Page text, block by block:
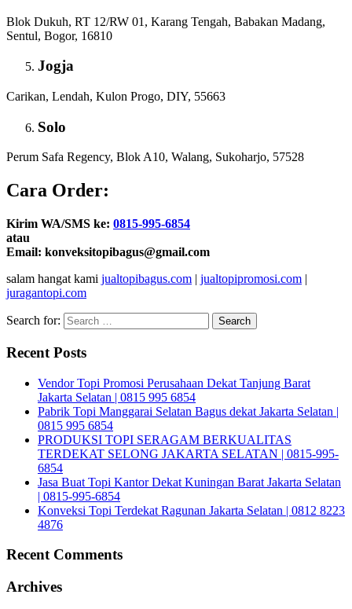
Blok Dukuh, RT 12/RW 01, Karang Tengah, Babakan Madang,
Sentul, Bogor, 16810
Jogja
Carikan, Lendah, Kulon Progo, DIY, 55663
Solo
Perum Safa Regency, Blok A10, Walang, Sukoharjo, 57528
Cara Order:
Kirim WA/SMS ke: 0815-995-6854
atau
Email: konveksitopibagus@gmail.com
salam hangat kami jualtopibagus.com | jualtopipromosi.com |
juragantopi.com
Search for:
Recent Posts
Vendor Topi Promosi Perusahaan Dekat Tanjung Barat
Jakarta Selatan | 0815 995 6854
Pabrik Topi Manggarai Selatan Bagus dekat Jakarta Selatan |
0815 995 6854
PRODUKSI TOPI SERAGAM BERKUALITAS
TERDEKAT SELONG JAKARTA SELATAN | 0815-995-
6854
Jasa Buat Topi Kantor Dekat Kuningan Barat Jakarta Selatan
| 0815-995-6854
Konveksi Topi Terdekat Ragunan Jakarta Selatan | 0812 8223
4876
Recent Comments
Archives